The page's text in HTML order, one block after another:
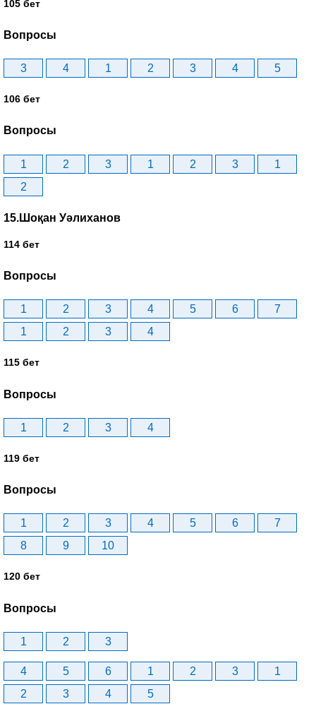
105 бет
Вопросы
3 4 1 2 3 4 5
106 бет
Вопросы
1 2 3 1 2 3
1
2
15.Шоқан Уәлиханов
114 бет
Вопросы
1 2 3 4 5 6
7
1
2 3 4
115 бет
Вопросы
1 2 3 4
119 бет
Вопросы
1 2 3 4 5 6
7
8
9 10
120 бет
Вопросы
1 2 3
4 5 6 1 2 3
1
2
3 4 5